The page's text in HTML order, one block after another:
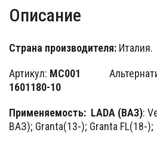
Описание
Страна производителя: Италия.
Артикул: MC001
1601180-10
Применяемость: LADA (ВАЗ):
ВАЗ); Granta(13-); Granta FL(18-);